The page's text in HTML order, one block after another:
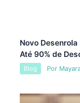
Novo
Até 90% de
Blog Por